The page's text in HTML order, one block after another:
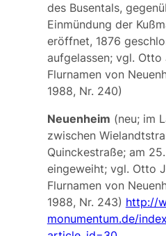
des Busentals,
Einmündung der
eröffnet, 1876
aufgelassen; vgl. Otto
Flurnamen von
1988, Nr. 240)
Neuenheim (neu; im
zwischen
Quinckestraße; am
eingeweiht; vgl. Otto
Flurnamen von
1988, Nr. 243) http://
monumentum.de/